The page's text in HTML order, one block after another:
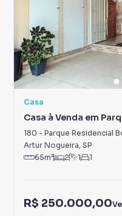
Casa
Casa à Venda em
180 - Parque Residencial
Artur Nogueira, SP
65m² 2 1 1
R$ 250.000,00